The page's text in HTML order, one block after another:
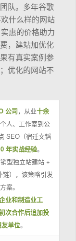
队。多年谷歌
什么样的网站
惠的价格助力
，建站加优化
有真实案例参
优化的网站不
公司，从业十余
人、工作室到公
SEO（宿迁文韬
年实战经验。
型独立站建站 +
），该策略引发
案。
业和制造业工
次合作后追加投
单位。